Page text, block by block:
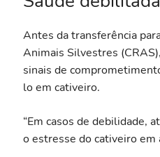
Antes da transferência
Animais Silvestres
sinais de
lo em cativeiro.
“Em casos de debilidade,
o estresse do cativeiro em